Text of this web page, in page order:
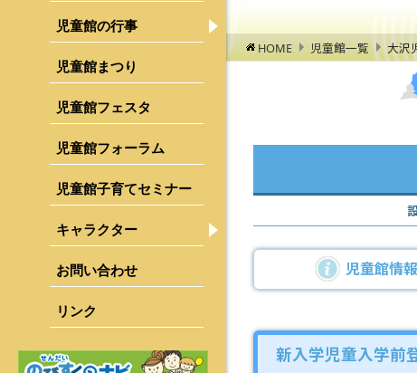
募集のご案内
太白区
児童館の行事 行事検索
乳幼児親子対象行事
児童館まつり
児童館フェスタ
児童館フォーラム
児童館子育てセミナー
キャラクター 青葉区
太白区
お問い合わせ
リンク
HOME 児童館一覧 大沢
児童館情報
新入学児童入学前